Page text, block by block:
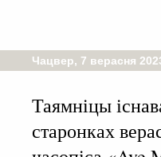
Чацвер, 7 верасня
Таямніцы
старонках